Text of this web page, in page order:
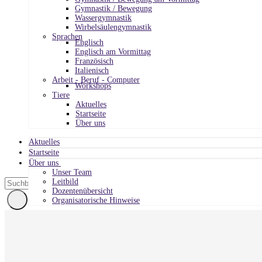
Gymnastik / Bewegung
Wassergymnastik
Wirbelsäulengymnastik
Sprachen
Englisch
Englisch am Vormittag
Französisch
Italienisch
Arbeit - Beruf - Computer
Workshops
Tiere
Aktuelles
Startseite
Über uns
Aktuelles
Startseite
Über uns
Unser Team
Leitbild
Dozentenübersicht
Organisatorische Hinweise